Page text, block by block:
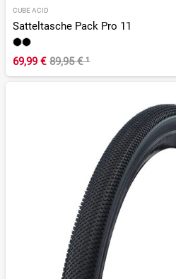
CUBE ACID
Satteltasche Pack Pro 11
69,99 € 89,95 €¹